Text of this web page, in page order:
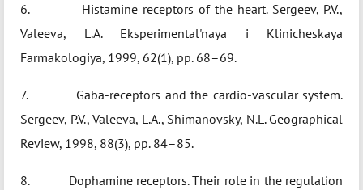
6. Histamine receptors of the heart. Sergeev, P.V.,
Valeeva, L.A. Eksperimental'naya i Klinicheskaya
Farmakologiya, 1999, 62(1), pp. 68–69.
7. Gaba-receptors and the cardio-vascular system.
Sergeev, P.V., Valeeva, L.A., Shimanovsky, N.L. Geographical
Review, 1998, 88(3), pp. 84–85.
8. Dophamine receptors. Their role in the regulation